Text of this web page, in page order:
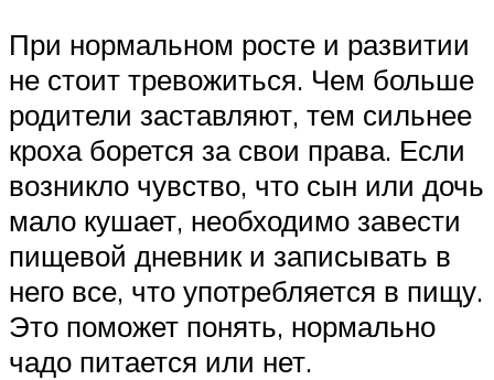
При нормальном росте и развитии
не стоит тревожиться. Чем больше
родители заставляют, тем сильнее
кроха борется за свои права. Если
возникло чувство, что сын или дочь
мало кушает, необходимо завести
пищевой дневник и записывать в
него все, что употребляется в пищу.
Это поможет понять, нормально
чадо питается или нет.